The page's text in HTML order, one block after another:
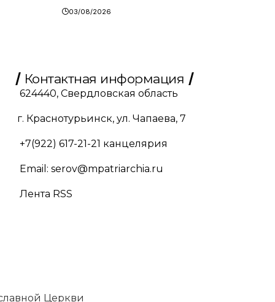
03/08/2026
Контактная информация
624440, Свердловская область
г. Краснотурьинск, ул. Чапаева, 7
+7(922) 617-21-21 канцелярия
Email: serov@mpatriarchia.ru
Лента RSS
Церкви